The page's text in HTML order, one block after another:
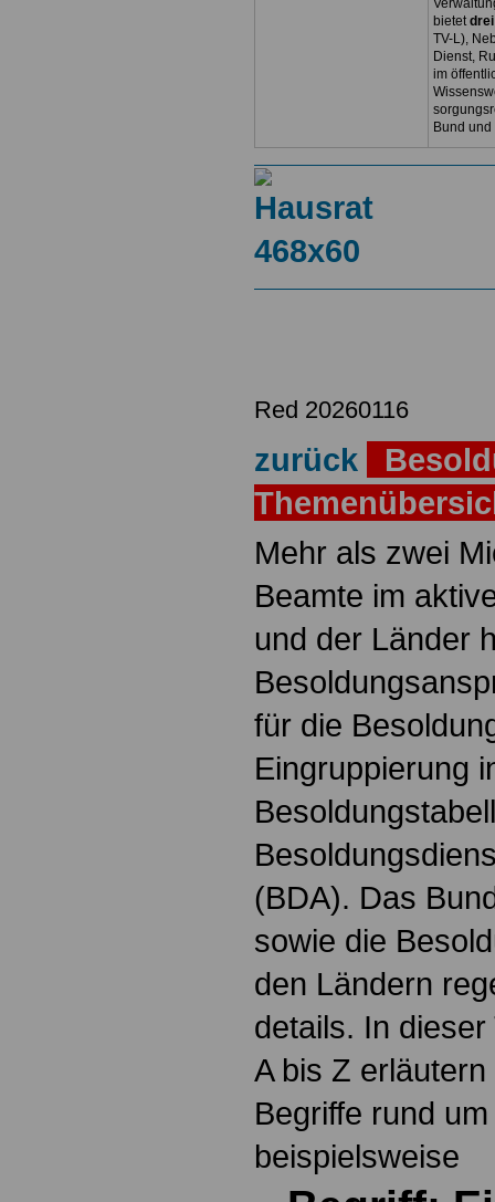
bietet
TV-L),
Dienst,
im
Bund
Red 20260116
zurück
Mehr als zwei
Beamte im
und der Länder
für die
Eingruppierung
(BDA). Das
sowie die
den Ländern
details. In
A bis Z
Begriffe rund
beispielsweise